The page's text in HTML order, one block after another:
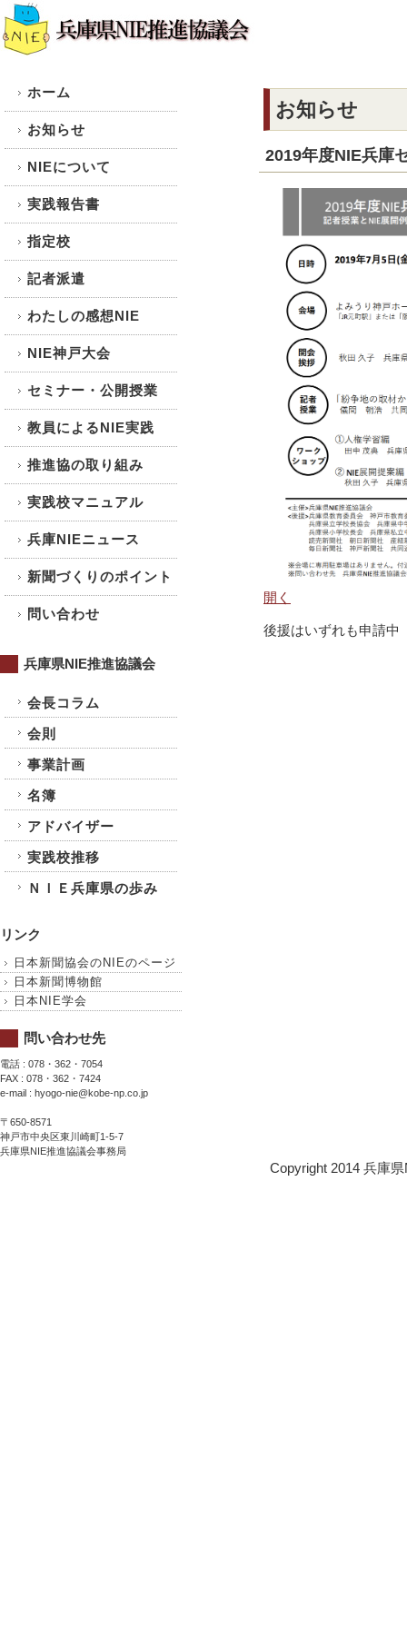
ホーム
お知らせ
NIEについて
実践報告書
指定校
記者派遣
わたしの感想NIE
NIE神戸大会
セミナー・公開授業
教員によるNIE実践
推進協の取り組み
実践校マニュアル
兵庫NIEニュース
新聞づくりのポイント
問い合わせ
兵庫県NIE推進協議会
会長コラム
会則
事業計画
名簿
アドバイザー
実践校推移
ＮＩＥ兵庫県の歩み
リンク
日本新聞協会のNIEのページ
日本新聞博物館
日本NIE学会
問い合わせ先
電話 : 078・362・7054
FAX : 078・362・7424
e-mail : hyogo-nie@kobe-np.co.jp
〒650-8571
神戸市中央区東川崎町1-5-7
兵庫県NIE推進協議会事務局
お知らせ
2019年度NIE兵庫
開く
後援はいずれも申請中
Copyright 2014 兵庫